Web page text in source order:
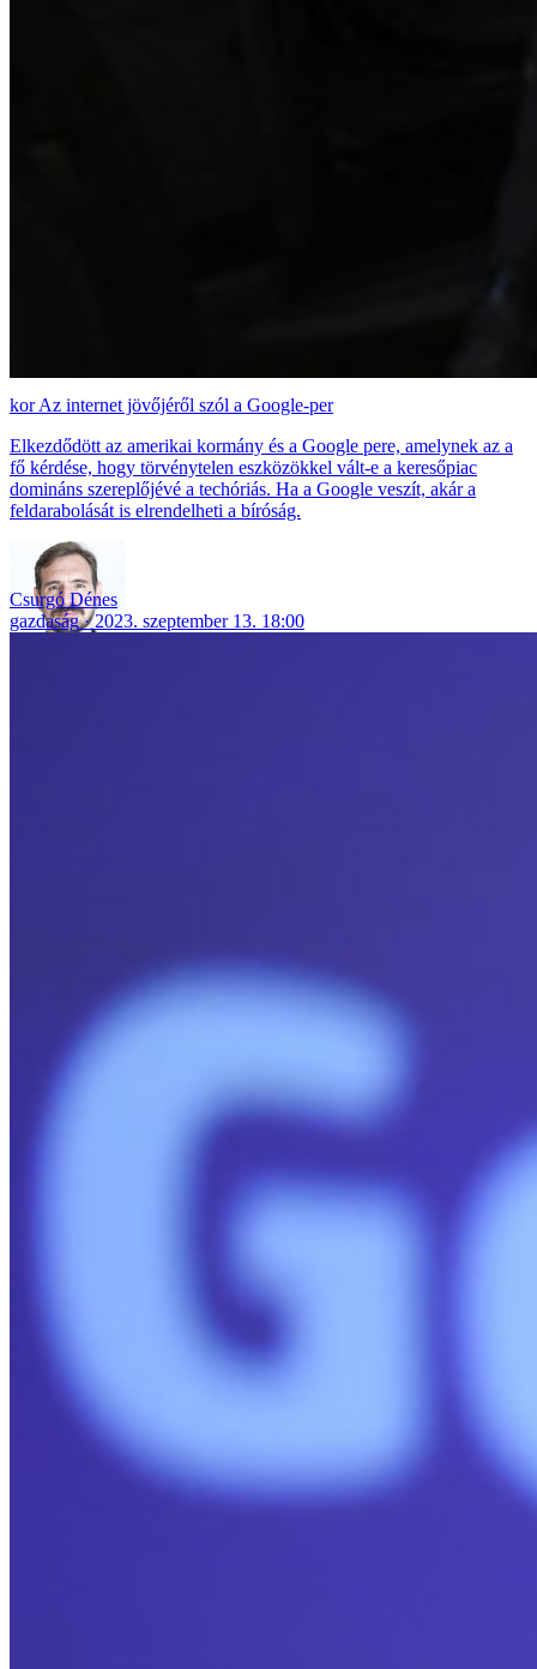
Az internet jövőjéről szól a Google-per
Elkezdődött az amerikai kormány és a Google pere, amelynek az a
fő kérdése, hogy törvénytelen eszközökkel vált-e a keresőpiac
domináns szereplőjévé a techóriás. Ha a Google veszít, akár a
feldarabolását is elrendelheti a bíróság.
Csurgó Dénes
gazdaság
2023. szeptember 13. 18:00